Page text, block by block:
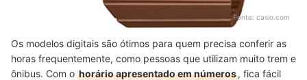
Fonte: casio.com
Os modelos digitais são ótimos para quem precisa conferir as
horas frequentemente, como pessoas que utilizam muito trem e
ônibus. Com o horário apresentado em números, fica fácil